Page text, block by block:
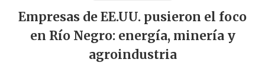
Empresas de EE.UU. pusieron el foco
en Río Negro: energía, minería y
agroindustria